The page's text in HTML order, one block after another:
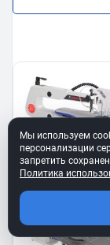
Мы используем
персонализации
запретить
Политика